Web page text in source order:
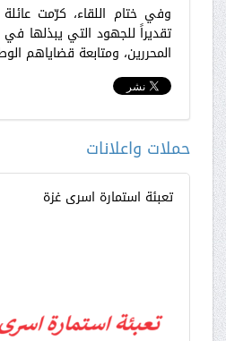
وفي ختام اللقاء، كرّمت
تقديراً للجهود التي يبذلها
المحررين، ومتابعة قضاياهم
حملات واعلانات
تعبئة استمارة اسرى غزة